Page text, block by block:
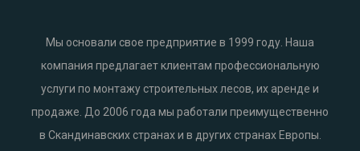
Мы основали свое предприятие в 1999 году. Наша
компания предлагает клиентам профессиональную
услуги по монтажу строительных лесов, их аренде и
продаже. До 2006 года мы работали преимущественно
в Скандинавских странах и в других странах Европы.